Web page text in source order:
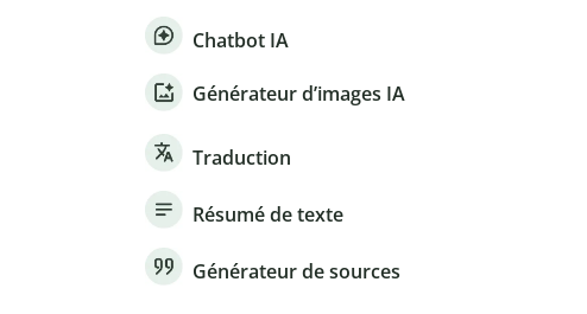
Chatbot IA
Générateur d’images IA
Traduction
Résumé de texte
Générateur de sources